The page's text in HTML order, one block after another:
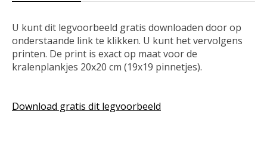
U kunt dit legvoorbeeld gratis downloaden door op
onderstaande link te klikken. U kunt het vervolgens
printen. De print is exact op maat voor de
kralenplankjes 20x20 cm (19x19 pinnetjes).
Download gratis dit legvoorbeeld